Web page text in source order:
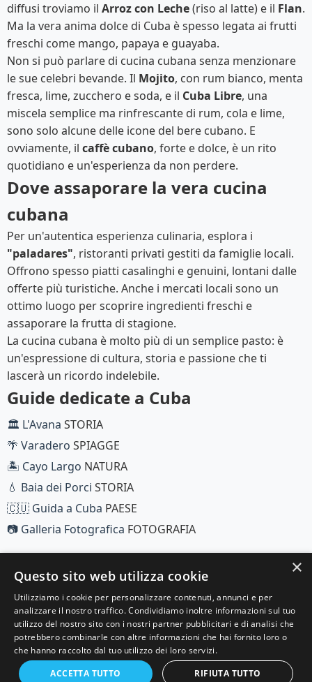
diffusi troviamo il Arroz con Leche(riso al latte) e il Flan.
Ma la vera anima dolce di Cuba è spesso legata ai frutti
freschi come mango, papaya e guayaba.
Non si può parlare di cucina cubana senza menzionare
le sue celebri bevande. Il Mojito, con rum bianco, menta
fresca, lime, zucchero e soda, e il Cuba Libre, una
miscela semplice ma rinfrescante di rum, cola e lime,
sono solo alcune delle icone del bere cubano. E
ovviamente, il caffè cubano, forte e dolce, è un rito
quotidiano e un'esperienza da non perdere.
Dove assaporare la vera cucina
cubana
Per un'autentica esperienza culinaria, esplora i
"paladares", ristoranti privati gestiti da famiglie locali.
Offrono spesso piatti casalinghi e genuini, lontani dalle
offerte più turistiche. Anche i mercati locali sono un
ottimo luogo per scoprire ingredienti freschi e
assaporare la frutta di stagione.
La cucina cubana è molto più di un semplice pasto: è
un'espressione di cultura, storia e passione che ti
lascerà un ricordo indelebile.
Guide dedicate a Cuba
🏛️ L'Avana STORIA
🌴 Varadero SPIAGGE
🏝️ Cayo Largo NATURA
💧 Baia dei Porci STORIA
🇨🇺 Guida a Cuba PAESE
📷 Galleria Fotografica FOTOGRAFIA
© 2025 Viaggi e Racconti. Tutti i diritti riservati.
Scopri il mondo con le nostre guide di viaggio
complete e aggiornate.
🤖 Chiedi all'AI
×
Questo sito web utilizza cookie
Utilizziamo i cookie per personalizzare contenuti, annunci e per
analizzare il nostro traffico. Condividiamo inoltre informazioni sul tuo
utilizzo del nostro sito con i nostri partner pubblicitari e di analisi che
potrebbero combinarle con altre informazioni che hai fornito loro o
che hanno raccolto dal tuo utilizzo dei loro servizi.
ACCETTA TUTTO
RIFIUTA TUTTO